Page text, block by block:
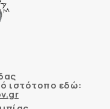
ιστότοπο εδώ: